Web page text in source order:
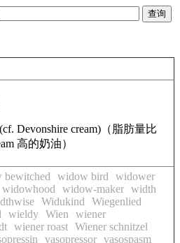
(cf. Devonshire cream) （脂肪量比
高的奶油）
bewitched widow bird
widower
widowhood widow-maker width
Widukind
Wiegenlied
wieldy Wien
wiener
wiener roast Wiener schnitzel
vasopressor vasospasm